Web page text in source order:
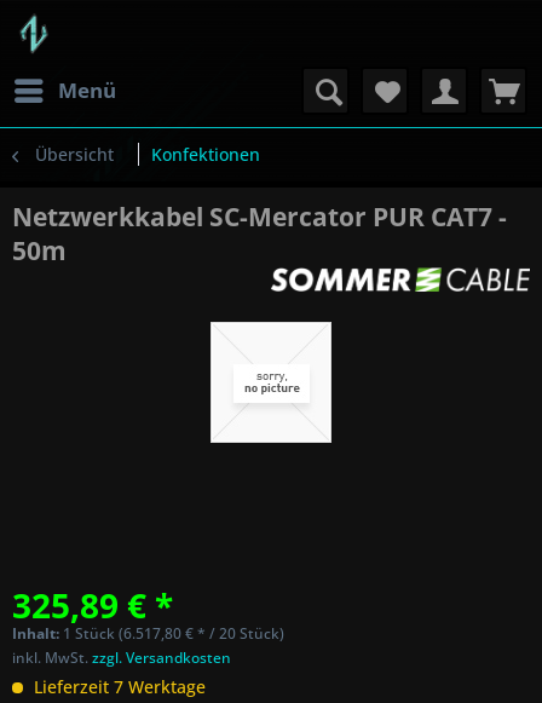
Menü
Übersicht Konfektionen
Netzwerkkabel SC-Mercator PUR CAT7 -
50m
325,89 € *
Inhalt: 1 Stück (6.517,80 € * / 20 Stück)
inkl. MwSt.zzgl. Versandkosten
Lieferzeit 7 Werktage